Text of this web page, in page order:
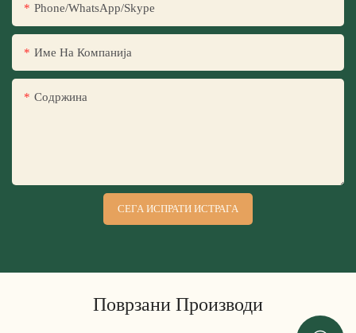
Phone/WhatsApp/Skype
Име На Компанија
Содржина
СЕГА ИСПРАТИ ИСТРАГА
Поврзани Производи